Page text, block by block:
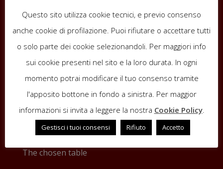
Parlano di noi
The chosen table
Questo sito utilizza cookie tecnici, e previo consenso
anche cookie di profilazione. Puoi rifiutare o accettare tutti
o solo parte dei cookie selezionandoli. Per maggiori info
sui cookie presenti nel sito e la loro durata. In ogni
momento potrai modificare il tuo consenso tramite
l'apposito bottone in fondo a sinistra. Per maggior
informazioni si invita a leggere la nostra Cookie Policy.
Gestisci i tuoi consensi Rifiuto Accetto